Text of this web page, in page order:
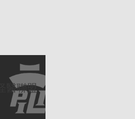
怪醫聯盟